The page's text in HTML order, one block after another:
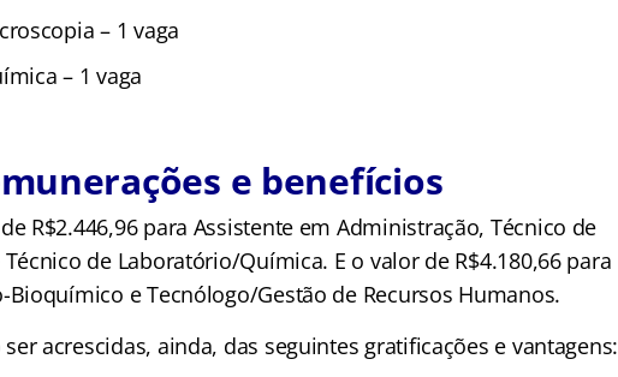
– 1 vaga
– 1 vaga
e benefícios
R$2.446,96 para Assistente em Administração, Técnico de
de Laboratório/Química. E o valor de R$4.180,66 para
Bioquímico e Tecnólogo/Gestão de Recursos Humanos.
acrescidas, ainda, das seguintes gratificações e vantagens: